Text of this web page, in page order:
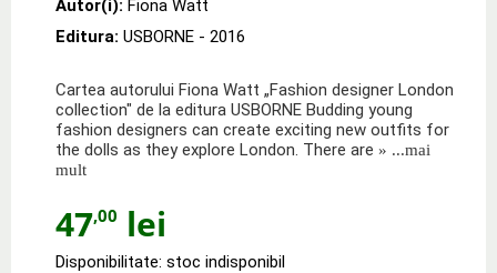
Autor(i): Fiona Watt
Editura: USBORNE - 2016
Cartea autorului Fiona Watt „Fashion designer London
collection" de la editura USBORNE Budding young
fashion designers can create exciting new outfits for
the dolls as they explore London. There are » ...mai
mult
47,00 lei
Disponibilitate: stoc indisponibil